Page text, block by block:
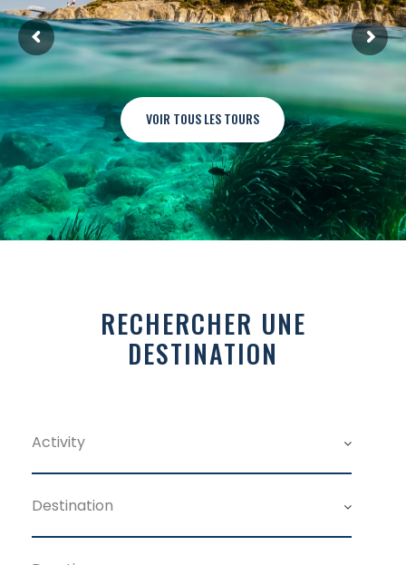
RECHERCHER UNE
DESTINATION